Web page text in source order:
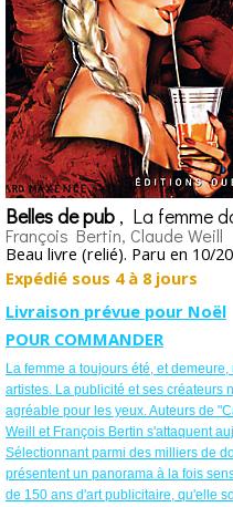
Belles de pub , La femme
François Bertin, Claude Weill
Beau livre (relié). Paru en 10/
Expédié sous 4 à 8 jours
Livraison prévue pour Noël
POUR COMMANDER
La femme a toujours été, et
artistes. La publicité et ses créateurs
agréable pour les yeux. Auteurs de
Weill et François Bertin s'attaquent
Sélectionnant parmi des milliers de
présentent un panorama à la fois
de 150 ans d'art publicitaire, qu'elle